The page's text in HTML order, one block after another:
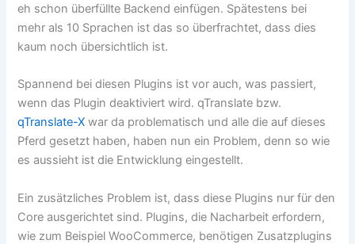
eh schon überfüllte Backend einfügen. Spätestens bei
mehr als 10 Sprachen ist das so überfrachtet, dass dies
kaum noch übersichtlich ist.
Spannend bei diesen Plugins ist vor auch, was passiert,
wenn das Plugin deaktiviert wird. qTranslate bzw.
qTranslate-X war da problematisch und alle die auf dieses
Pferd gesetzt haben, haben nun ein Problem, denn so wie
es aussieht ist die Entwicklung eingestellt.
Ein zusätzliches Problem ist, dass diese Plugins nur für den
Core ausgerichtet sind. Plugins, die Nacharbeit erfordern,
wie zum Beispiel WooCommerce, benötigen Zusatzplugins